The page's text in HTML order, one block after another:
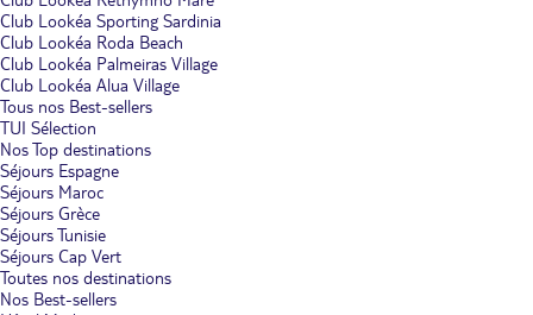
Club Lookéa Sporting Sardinia
Club Lookéa Roda Beach
Club Lookéa Palmeiras Village
Club Lookéa Alua Village
Tous nos Best-sellers
TUI Sélection
Nos Top destinations
Séjours Espagne
Séjours Maroc
Séjours Grèce
Séjours Tunisie
Séjours Cap Vert
Toutes nos destinations
Nos Best-sellers